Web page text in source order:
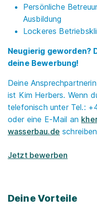
Persönliche
Ausbildung
Lockeres
Neugierig geworden?
deine Bewerbung!
Deine
ist Kim Herbers. Wenn
telefonisch unter Tel.:
oder eine E-Mail an
wasserbau.de
Jetzt bewerben
Deine Vorteile